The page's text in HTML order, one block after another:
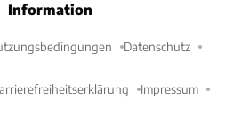
Information
Datenschutz
Impressum